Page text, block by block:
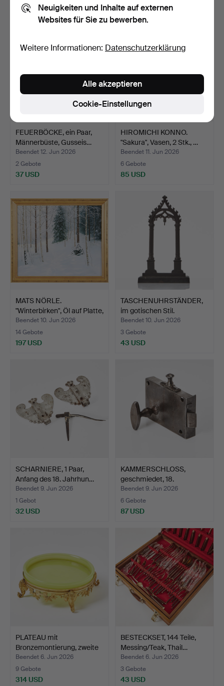
117 USD 169 USD
FEUERBÖCKE, ein Paar,
Männerbüste, Gusseis…
Beendet 12. Jun 2026
2 Gebote
37 USD
HIROMICHI KONNO.
"Sakura", Vasen, 2 Stk., …
Beendet 11. Jun 2026
6 Gebote
85 USD
MATS NÖRLE.
"Winterbirken", Öl auf Platte,
…
Beendet 10. Jun 2026
14 Gebote
197 USD
TASCHENUHRSTÄNDER,
im gotischen Stil.
Beendet 10. Jun 2026
3 Gebote
43 USD
SCHARNIERE, 1 Paar,
Anfang des 18. Jahrhun…
Beendet 9. Jun 2026
1 Gebot
32 USD
KAMMERSCHLOSS,
geschmiedet, 18.
Jahrhunder…
Beendet 9. Jun 2026
6 Gebote
87 USD
PLATEAU mit
Bronzemontierung, zweite
Hälft…
Beendet 6. Jun 2026
9 Gebote
314 USD
BESTECKSET, 144 Teile,
Messing/Teak, Thail…
Beendet 6. Jun 2026
3 Gebote
43 USD
Neuigkeiten und Inhalte auf externen
Websites für Sie zu bewerben.
Weitere Informationen: Datenschutzerklärung
Cookie-Einstellungen
Alle akzeptieren